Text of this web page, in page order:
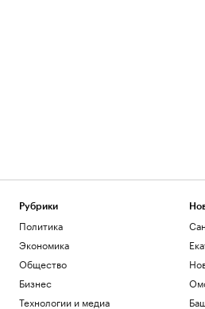
Рубрики
Политика
Экономика
Общество
Бизнес
Технологии и медиа